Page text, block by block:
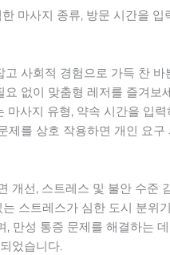
마사지 종류, 방문 시간을 입
사회적 경험으로 가득 찬 바
없이 맞춤형 레저를 즐겨보
사지 유형, 약속 시간을 입
제를 상호 작용하면 개인 요
개선, 스트레스 및 불안 수준
스트레스가 심한 도시 분위
만성 통증 문제를 해결하는
었습니다.